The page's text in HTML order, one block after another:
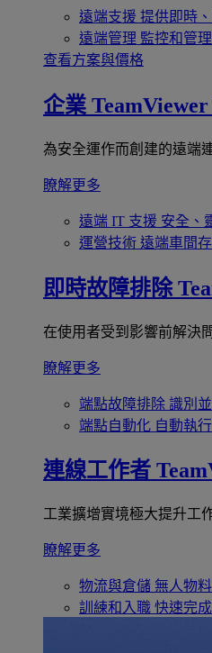
遠端支援 提供即時
遠端管理 監控和管
查看方案與價格
企業 TeamViewer
為安全運作而創建的遠端
瞭解更多
遠端 IT 支援 安全、
運營技術 遠端車間
即時故障排除
在使用者受到影響前解決
瞭解更多
端點故障排除 識別
端點自動化 自動執
連線工作者
工業擴增實境極大提升工
瞭解更多
物流與倉儲 無人物
訓練和入職 快速完